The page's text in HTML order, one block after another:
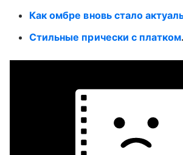
Как омбре вновь стало
Стильные прически с платком.